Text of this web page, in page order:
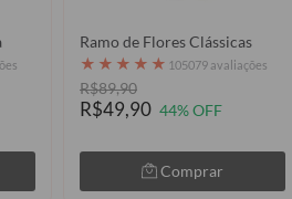
Ramo de Flores Clássicas
★ ★ ★ ★ ★ 105079 avaliações
R$89,90
R$49,90 44% OFF
Comprar